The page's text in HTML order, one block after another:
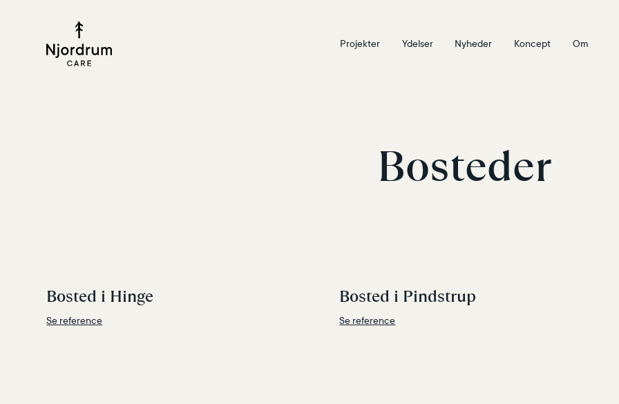
Projekter Ydelser Nyheder Koncept Om
Bosteder
Bosted i Hinge
Se reference
Bosted i Pindstrup
Se reference